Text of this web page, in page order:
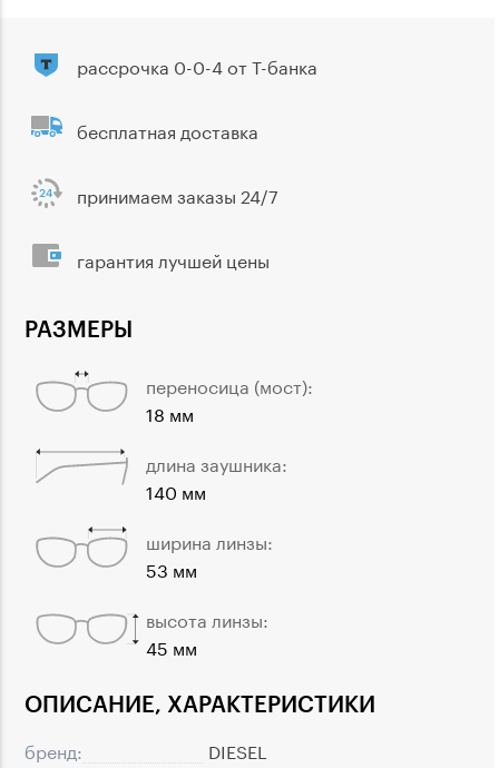
ОПИСАНИЕ, ХАРАКТЕРИСТИКИ
бренд:
DIESEL
РАЗМЕРЫ
переносица (мост):
18 мм
длина заушника:
140 мм
ширина линзы:
53 мм
высота линзы:
45 мм
рассрочка 0-0-4 от Т-банка
бесплатная доставка
принимаем заказы 24/7
гарантия лучшей цены